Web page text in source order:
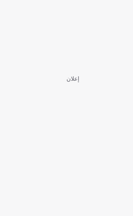
إعلان